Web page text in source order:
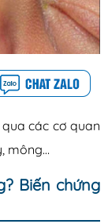
các cơ quan
mông…
Biến chứng